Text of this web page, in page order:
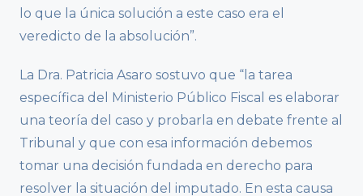
lo que la única solución a este caso era el
veredicto de la absolución”.
La Dra. Patricia Asaro sostuvo que “la tarea
específica del Ministerio Público Fiscal es elaborar
una teoría del caso y probarla en debate frente al
Tribunal y que con esa información debemos
tomar una decisión fundada en derecho para
resolver la situación del imputado. En esta causa